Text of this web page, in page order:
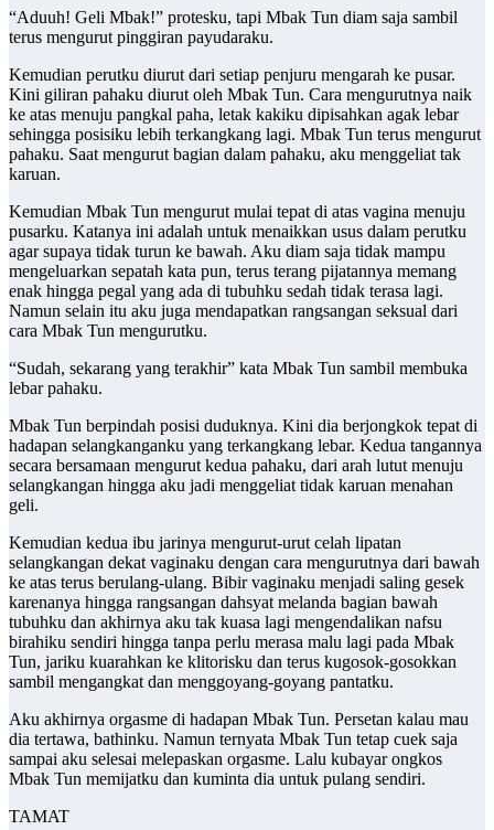
“Aduuh! Geli Mbak!” protesku, tapi Mbak Tun diam saja sambil
terus mengurut pinggiran payudaraku.
Kemudian perutku diurut dari setiap penjuru mengarah ke pusar.
Kini giliran pahaku diurut oleh Mbak Tun. Cara mengurutnya naik
ke atas menuju pangkal paha, letak kakiku dipisahkan agak lebar
sehingga posisiku lebih terkangkang lagi. Mbak Tun terus mengurut
pahaku. Saat mengurut bagian dalam pahaku, aku menggeliat tak
karuan.
Kemudian Mbak Tun mengurut mulai tepat di atas vagina menuju
pusarku. Katanya ini adalah untuk menaikkan usus dalam perutku
agar supaya tidak turun ke bawah. Aku diam saja tidak mampu
mengeluarkan sepatah kata pun, terus terang pijatannya memang
enak hingga pegal yang ada di tubuhku sedah tidak terasa lagi.
Namun selain itu aku juga mendapatkan rangsangan seksual dari
cara Mbak Tun mengurutku.
“Sudah, sekarang yang terakhir” kata Mbak Tun sambil membuka
lebar pahaku.
Mbak Tun berpindah posisi duduknya. Kini dia berjongkok tepat di
hadapan selangkanganku yang terkangkang lebar. Kedua tangannya
secara bersamaan mengurut kedua pahaku, dari arah lutut menuju
selangkangan hingga aku jadi menggeliat tidak karuan menahan
geli.
Kemudian kedua ibu jarinya mengurut-urut celah lipatan
selangkangan dekat vaginaku dengan cara mengurutnya dari bawah
ke atas terus berulang-ulang. Bibir vaginaku menjadi saling gesek
karenanya hingga rangsangan dahsyat melanda bagian bawah
tubuhku dan akhirnya aku tak kuasa lagi mengendalikan nafsu
birahiku sendiri hingga tanpa perlu merasa malu lagi pada Mbak
Tun, jariku kuarahkan ke klitorisku dan terus kugosok-gosokkan
sambil mengangkat dan menggoyang-goyang pantatku.
Aku akhirnya orgasme di hadapan Mbak Tun. Persetan kalau mau
dia tertawa, bathinku. Namun ternyata Mbak Tun tetap cuek saja
sampai aku selesai melepaskan orgasme. Lalu kubayar ongkos
Mbak Tun memijatku dan kuminta dia untuk pulang sendiri.
TAMAT